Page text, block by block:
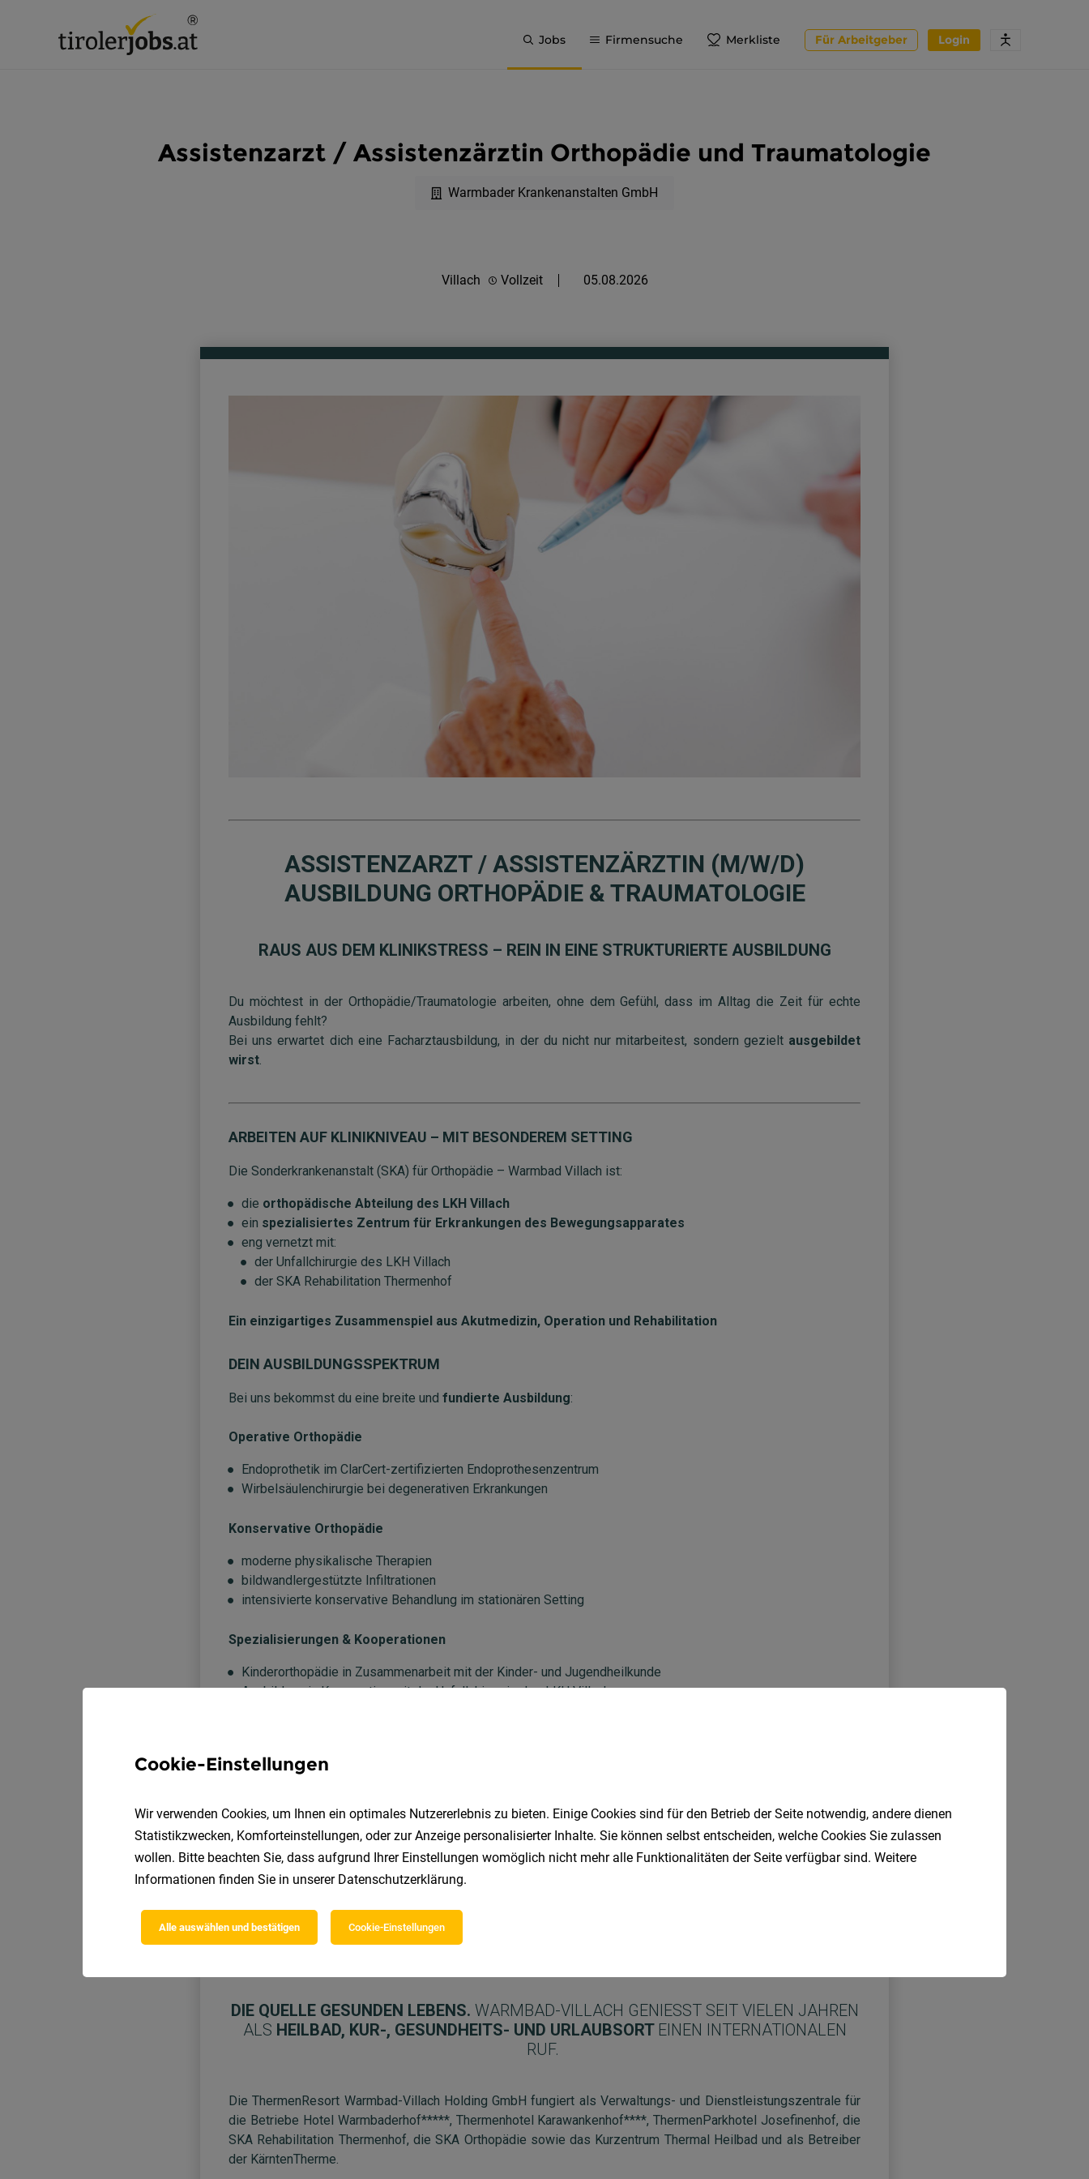
Jobs Firmensuche Merkliste Login
Für Arbeitgeber
Assistenzarzt / Assistenzärztin Orthopädie und Traumatologie
Warmbader Krankenanstalten GmbH
Villach Vollzeit 05.08.2026
Cookie-Einstellungen
Wir verwenden Cookies, um Ihnen ein optimales Nutzererlebnis zu bieten. Einige Cookies sind für den Betrieb der Seite notwendig, andere dienen
Statistikzwecken, Komforteinstellungen, oder zur Anzeige personalisierter Inhalte. Sie können selbst entscheiden, welche Cookies Sie zulassen
wollen. Bitte beachten Sie, dass aufgrund Ihrer Einstellungen womöglich nicht mehr alle Funktionalitäten der Seite verfügbar sind. Weitere
Informationen finden Sie in unserer Datenschutzerklärung.
Alle auswählen und bestätigen Cookie-Einstellungen